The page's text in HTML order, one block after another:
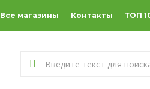
Все магазины Контакты ТОП